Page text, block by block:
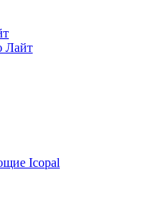
Лайт
Icopal